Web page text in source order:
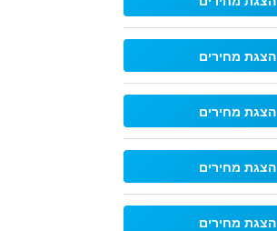
הצגת מחירים
הצגת מחירים
הצגת מחירים
הצגת מחירים